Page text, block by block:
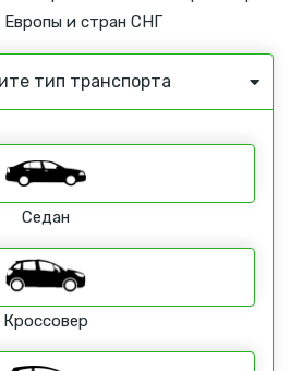
и стран СНГ
тип транспорта
Седан
Кроссовер